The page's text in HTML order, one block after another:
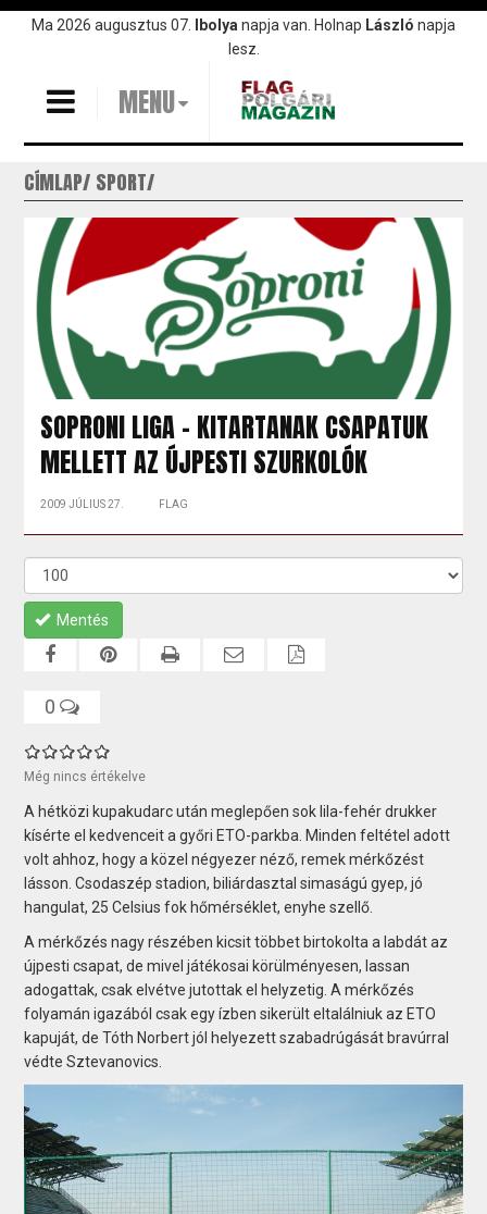
UgrásMa 2026 augusztus 07. Ibolya napja van. Holnap László napja
lesz.
MENU
CÍMLAP SPORT
SOPRONI LIGA - KITARTANAK CSAPATUK
MELLETT AZ ÚJPESTI SZURKOLÓK
2009 JÚLIUS 27. FLAG
Mentés
0
Még nincs értékelve
A hétközi kupakudarc után meglepően sok lila-fehér drukker
kísérte el kedvenceit a győri ETO-parkba. Minden feltétel adott
volt ahhoz, hogy a közel négyezer néző, remek mérkőzést
lásson. Csodaszép stadion, biliárdasztal simaságú gyep, jó
hangulat, 25 Celsius fok hőmérséklet, enyhe szellő.
A mérkőzés nagy részében kicsit többet birtokolta a labdát az
újpesti csapat, de mivel játékosai körülményesen, lassan
adogattak, csak elvétve jutottak el helyzetig. A mérkőzés
folyamán igazából csak egy ízben sikerült eltalálniuk az ETO
kapuját, de Tóth Norbert jól helyezett szabadrúgását bravúrral
védte Sztevanovics.